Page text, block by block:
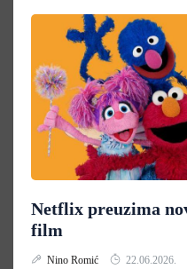
Netflix preuzima
film
Nino Romić 22.06.2026.